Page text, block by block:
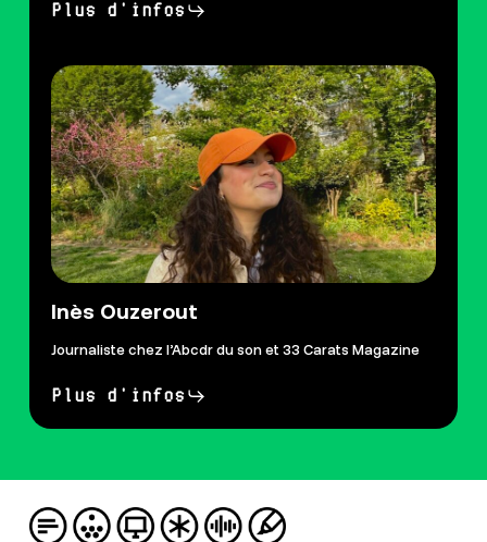
Plus d'infos
Inès Ouzerout
Journaliste chez l’Abcdr du son et 33 Carats Magazine
Plus d'infos